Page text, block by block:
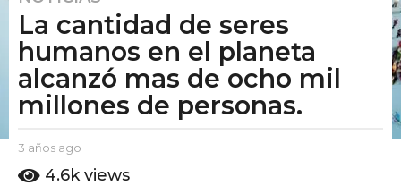
a
ñ
o
s
a
o
2
La cantidad de seres
humanos en el planeta
alcanzó mas de ocho mil
millones de personas.
b
E
3 años ago
ñ
4.6k views